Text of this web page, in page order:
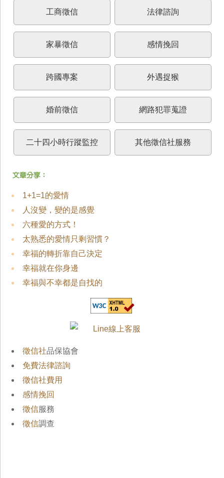
工商徵信 法律諮詢
家暴徵信 感情挽回
跨國專案 外遇捉猴
婚前徵信 網路犯罪蒐證
二十四小時行蹤監控 其他徵信社服務
1+1=1的愛情
人沒變，變的是感覺
六種愛的方式！
太熟悉的愛情只剩習慣？
幸福的轉折靠自己決定
幸福就在你身邊
幸福與不幸都是自找的
徵信社品保協會
免費法律諮詢
徵信社費用
感情挽回
徵信服務
徵信調查